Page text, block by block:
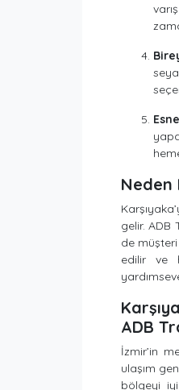
Neden
gelir. ADB
de
edilir ve
ADB
İzmir’in
ulaşım
bölgeyi